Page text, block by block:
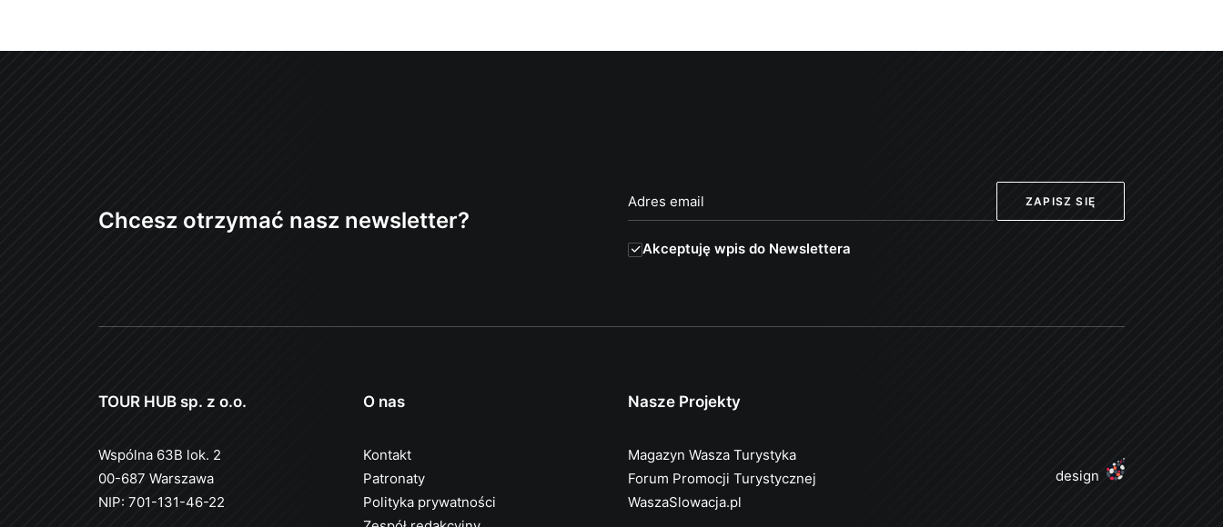
Chcesz otrzymać nasz newsletter?
Akceptuję wpis do Newslettera
TOUR HUB sp. z o.o.
Wspólna 63B lok. 2
00-687 Warszawa
NIP: 701-131-46-22
O nas
Kontakt
Patronaty
Polityka prywatności
Nasze Projekty
Magazyn Wasza Turystyka
Forum Promocji Turystycznej
WaszaSlowacja.pl
design